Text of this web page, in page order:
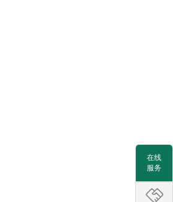
在线
服务